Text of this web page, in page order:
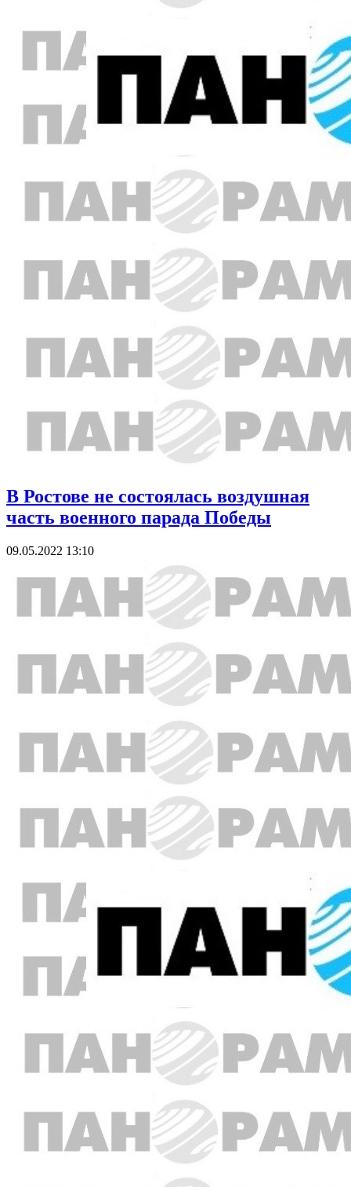
В Ростове не состоялась воздушная
часть военного парада Победы
09.05.2022 13:10